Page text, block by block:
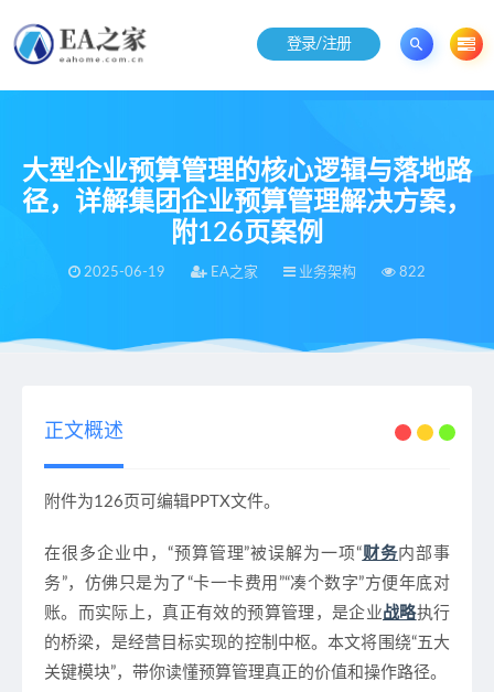
登录/注册
大型企业预算管理的核心逻辑与落地路
径，详解集团企业预算管理解决方案，
附126页案例
2025-06-19 EA之家 业务架构 822
正文概述
附件为126页可编辑PPTX文件。
在很多企业中，“预算管理”被误解为一项“财务 内部事
务”，仿佛只是为了“卡一卡费用”“凑个数字”方便年底对
账。而实际上，真正有效的预算管理，是企业战略执行
的桥梁，是经营目标实现的控制中枢。本文将围绕“五大
关键模块”，带你读懂预算管理真正的价值和操作路径。